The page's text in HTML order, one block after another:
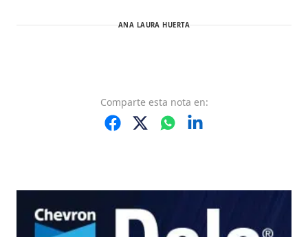
ANA LAURA HUERTA
Comparte esta nota en: